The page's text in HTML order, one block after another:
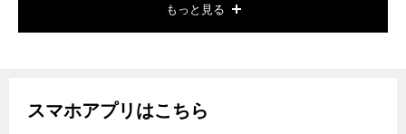
もっと見る
スマホアプリはこちら